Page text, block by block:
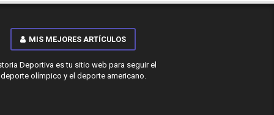
MIS MEJORES ARTÍCULOS
Deportiva es tu sitio web para seguir el
deporte olímpico y el deporte americano.